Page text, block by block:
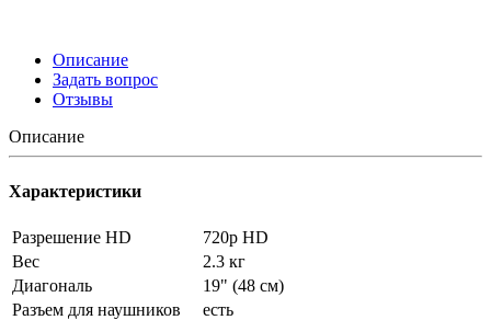
Описание
Задать вопрос
Отзывы
Описание
Характеристики
Разрешение HD
720p HD
Вес
2.3 кг
Диагональ
19" (48 см)
Разъем для наушников
есть